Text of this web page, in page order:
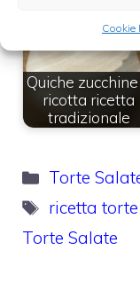
Cookie
Quiche
ricotta ricetta
tradizionale
Categorie
Torte
Tag
ricetta
Torte Salate